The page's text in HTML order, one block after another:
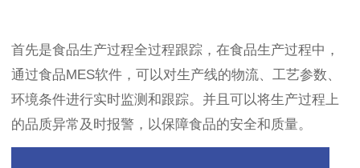
首先是食品生产过程全过程跟踪，在食品生产过程中，
通过食品MES软件，可以对生产线的物流、工艺参数、
环境条件进行实时监测和跟踪。并且可以将生产过程上
的品质异常及时报警，以保障食品的安全和质量。